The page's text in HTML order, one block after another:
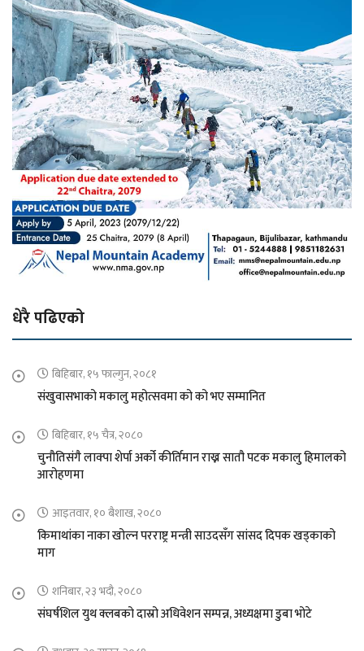
धेरै पढिएको
बिहिबार, १५ फाल्गुन, २०८१
संखुवासभाको मकालु महोत्सवमा को को भए सम्मानित
बिहिबार, १५ चैत्र, २०८०
चुनौतिसंगै लाक्पा शेर्पा अर्को कीर्तिमान राख्न सातौ पटक मकालु हिमालको
आरोहणमा
आइतवार, १० बैशाख, २०८०
किमाथांका नाका खोल्न परराष्ट्र मन्त्री साउदसँग सांसद दिपक खड्काको
माग
शनिबार, २३ भदौ, २०८०
संघर्षशिल युथ क्लबको दास्रो अधिवेशन सम्पन्न, अध्यक्षमा डुबा भोटे